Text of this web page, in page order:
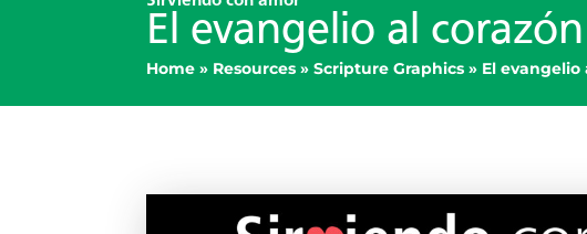
El evangelio al
Home » Resources » Scripture Graphics » El evangelio